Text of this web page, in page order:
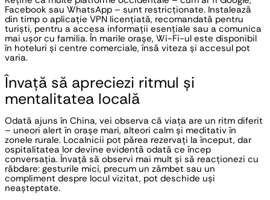
Facebook sau WhatsApp – sunt restricționate. Instalează
din timp o aplicație VPN licențiată, recomandată pentru
turiști, pentru a accesa informații esențiale sau a comunica
mai ușor cu familia. În marile orașe, Wi-Fi-ul este disponibil
în hoteluri și centre comerciale, însă viteza și accesul pot
varia.
Învață să apreciezi ritmul și
mentalitatea locală
Odată ajuns în China, vei observa că viața are un ritm diferit
– uneori alert în orașe mari, alteori calm și meditativ în
zonele rurale. Localnicii pot părea rezervați la început, dar
ospitalitatea lor devine evidentă odată ce încep
conversația. Învață să observi mai mult și să reacționezi cu
răbdare: gesturile mici, precum un zâmbet sau un
compliment despre locul vizitat, pot deschide uși
neașteptate.